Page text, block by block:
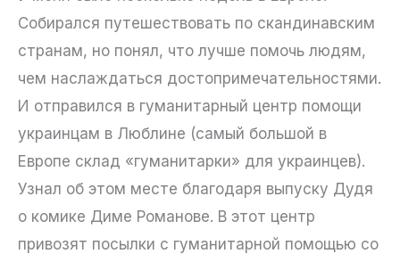
Собирался путешествовать по скандинавским
странам, но понял, что лучше помочь людям,
чем наслаждаться достопримечательностями.
И отправился в гуманитарный центр помощи
украинцам в Люблине (самый большой в
Европе склад «гуманитарки» для украинцев).
Узнал об этом месте благодаря выпуску Дудя
о комике Диме Романове. В этот центр
привозят посылки с гуманитарной помощью со